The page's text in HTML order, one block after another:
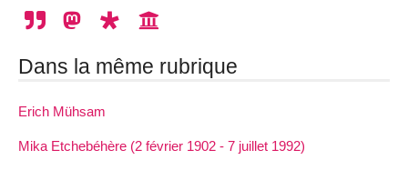
Dans la même rubrique
Erich Mühsam
Mika Etchebéhère (2 février 1902 - 7 juillet 1992)